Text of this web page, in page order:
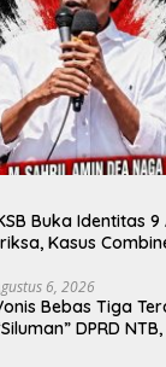
Buka Identitas 9
Kasus
6, 2026
Bebas Tiga
DPRD